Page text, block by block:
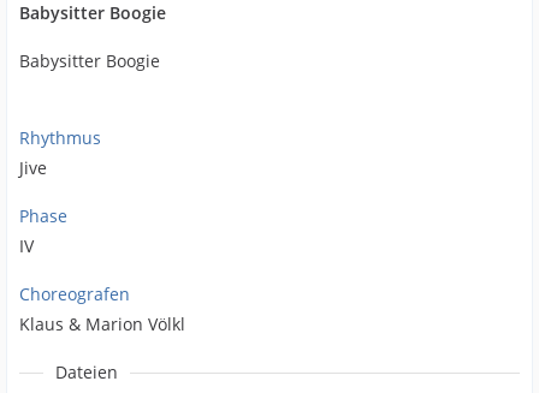
Babysitter Boogie
Babysitter Boogie
Rhythmus
Jive
Phase
IV
Choreografen
Klaus & Marion Völkl
Dateien